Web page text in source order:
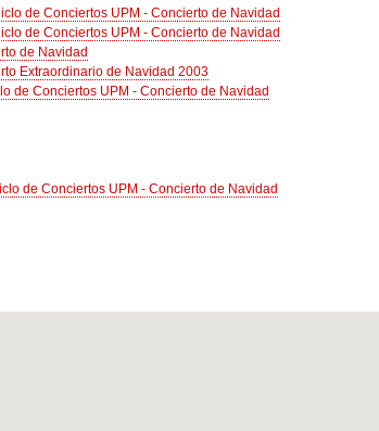
de Conciertos UPM - Concierto de Navidad
de Conciertos UPM - Concierto de Navidad
de Navidad
Extraordinario de Navidad 2003
de Conciertos UPM - Concierto de Navidad
de Conciertos UPM - Concierto de Navidad